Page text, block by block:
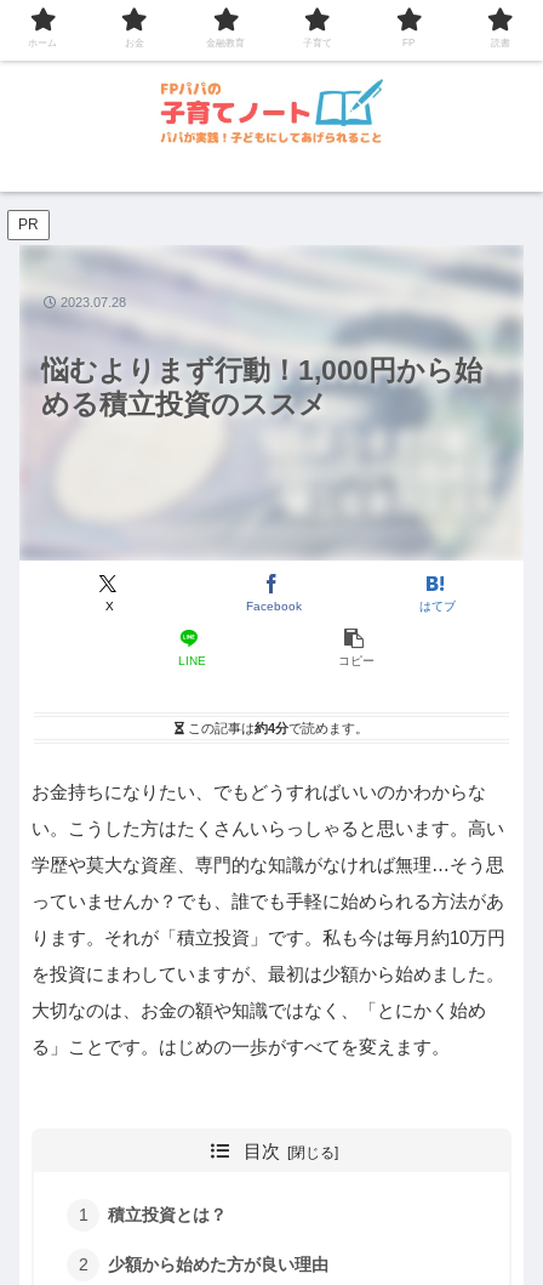
コンテンツへスキップ
PR
悩むよりまず行動！1,000円から始
める積立投資のススメ
X Facebook はてブ
LINE コピー
2023.07.28
この記事は約4分で読めます。
お金持ちになりたい、でもどうすればいいのかわからな
い。こうした方はたくさんいらっしゃると思います。高い
学歴や莫大な資産、専門的な知識がなければ無理…そう思
っていませんか？でも、誰でも手軽に始められる方法があ
ります。それが「積立投資」です。私も今は毎月約10万円
を投資にまわしていますが、最初は少額から始めました。
大切なのは、お金の額や知識ではなく、「とにかく始め
る」ことです。はじめの一歩がすべてを変えます。
目次
積立投資とは？
少額から始めた方が良い理由
ホーム お金 金融教育 子育て FP 読書